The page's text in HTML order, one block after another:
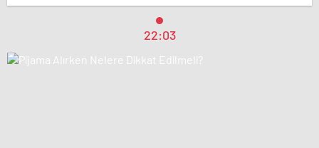
22:03